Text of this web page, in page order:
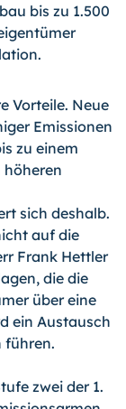
bis zu 1.500
Vorteile. Neue
Emissionen
zu einem
sich deshalb.
auf die
Frank Hettler
die die
über eine
ein Austausch
führen.
zwei der 1.